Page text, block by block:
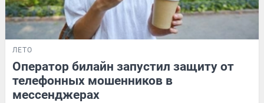
ЛЕТО
Оператор билайн запустил защиту от
телефонных мошенников в
мессенджерах